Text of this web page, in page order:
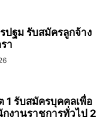
ปฐม รับสมัครลูกจ้าง
า
1 รับสมัครบุคคลเพื่อ
กงานราชการทั่วไป 2